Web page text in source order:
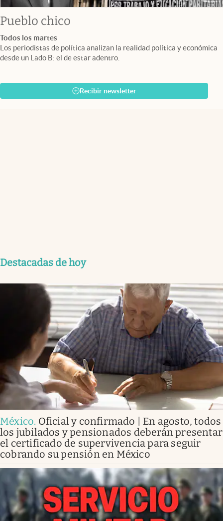
Pueblo chico
Todos los martes
Los periodistas de política analizan la realidad política y económica
desde un Lado B: el de estar adentro.
Recibir newsletter
Destacadas de hoy
México. Oficial y confirmado | En agosto, todos
los jubilados y pensionados deberán presentar
el certificado de supervivencia para seguir
cobrando su pensión en México